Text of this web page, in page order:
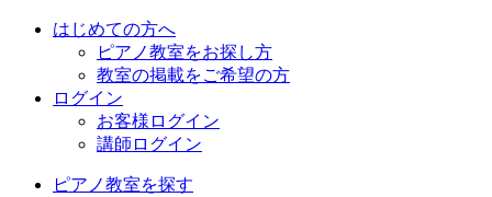
はじめての方へ
ピアノ教室をお探し方
教室の掲載をご希望の方
ログイン
お客様ログイン
講師ログイン
ピアノ教室を探す